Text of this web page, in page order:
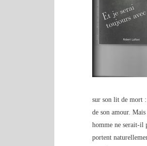
sur son lit de mort
de son amour.
homme ne serait-il
portent